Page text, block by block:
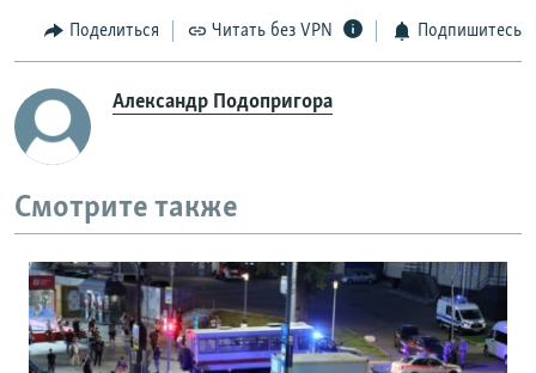
Поделиться Читать без VPN Подпишитесь
Александр Подопригора
Смотрите также